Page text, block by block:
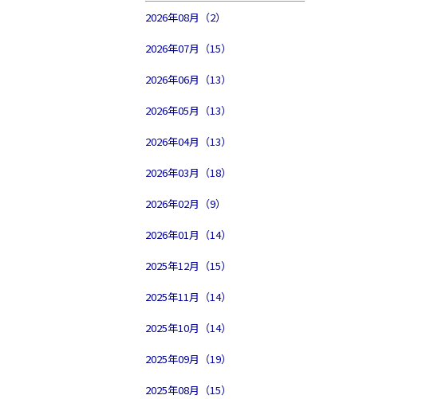
2026年08月（2）
2026年07月（15）
2026年06月（13）
2026年05月（13）
2026年04月（13）
2026年03月（18）
2026年02月（9）
2026年01月（14）
2025年12月（15）
2025年11月（14）
2025年10月（14）
2025年09月（19）
2025年08月（15）